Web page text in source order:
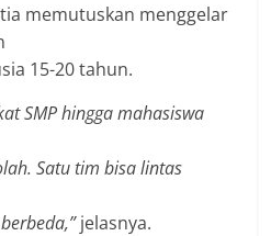
memutuskan menggelar
15-20 tahun.
SMP hingga mahasiswa
Satu tim bisa lintas
jelasnya.